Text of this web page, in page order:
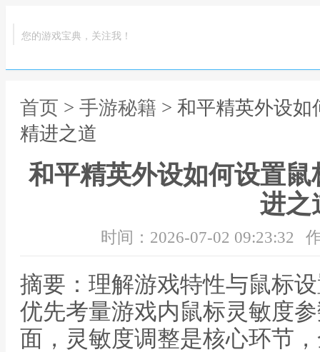
您的游戏宝典，关注我！
首页 > 手游秘籍 > 和平精英外设
精进之道
和平精英外设如何设置
进之
时间：2026-07-02 09:23:32
摘要：理解游戏特性与鼠标
优先考量游戏内鼠标灵敏度
面，灵敏度调整是核心环节